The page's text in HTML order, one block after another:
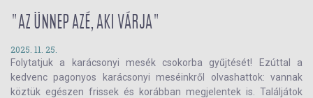
"AZ ÜNNEP AZÉ, AKI VÁRJA"
2025. 11. 25.
Folytatjuk a karácsonyi mesék csokorba gyűjtését! Ezúttal a
kedvenc pagonyos karácsonyi meséinkről olvashattok: vannak
köztük egészen frissek és korábban megjelentek is. Találjátok